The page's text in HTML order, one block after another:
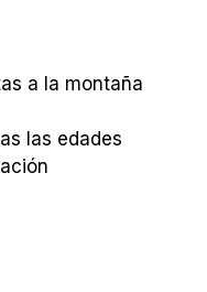
a la montaña
las edades